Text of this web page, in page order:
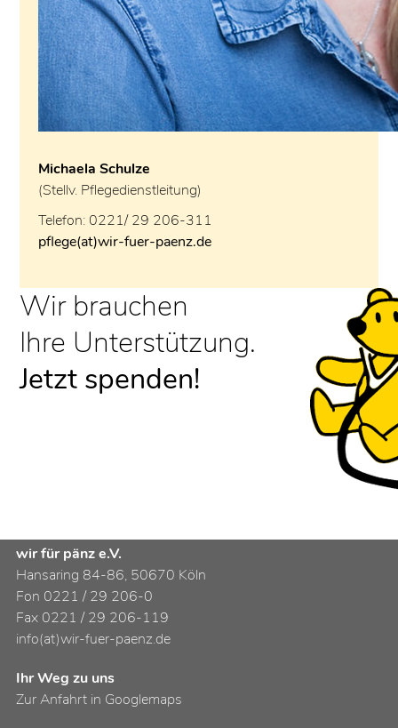
Michaela Schulze
(Stellv. Pflegedienstleitung)
Telefon: 0221/ 29 206-311
pflege(at)wir-fuer-paenz.de
Wir brauchen
Ihre Unterstützung.
Jetzt spenden!
wir für pänz e.V.
Hansaring 84-86, 50670 Köln
Fon 0221 / 29 206-0
Fax 0221 / 29 206-119
info(at)wir-fuer-paenz.de
Ihr Weg zu uns
Zur Anfahrt in Googlemaps